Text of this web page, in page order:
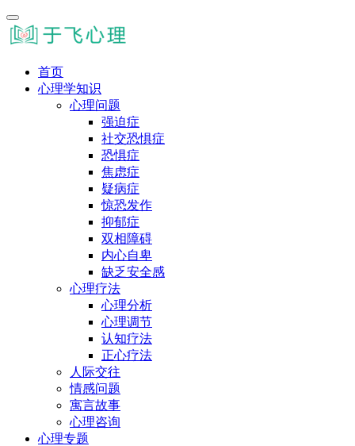
首页
心理学知识
心理问题
强迫症
社交恐惧症
恐惧症
焦虑症
疑病症
惊恐发作
抑郁症
双相障碍
内心自卑
缺乏安全感
心理疗法
心理分析
心理调节
认知疗法
正心疗法
人际交往
情感问题
寓言故事
心理咨询
心理专题